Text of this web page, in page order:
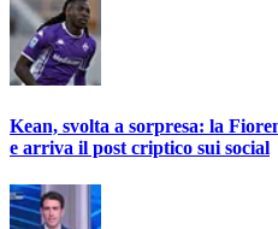
Kean, svolta a sorpresa: la
e arriva il post criptico sui social